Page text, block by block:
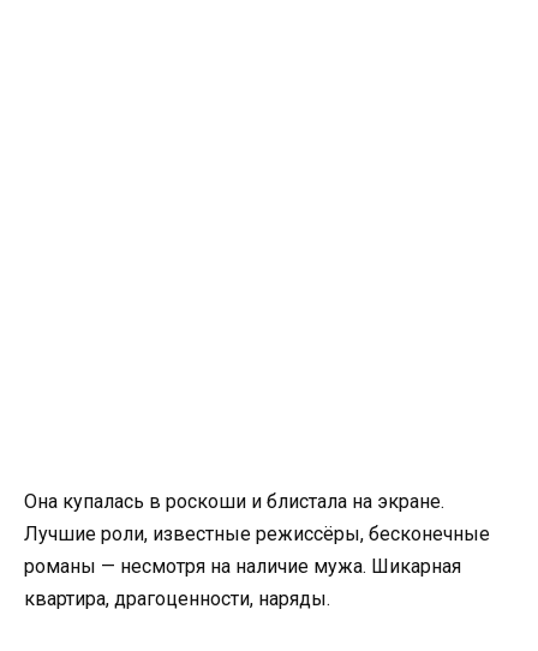
Она купалась в роскоши и блистала на экране.
Лучшие роли, известные режиссёры, бесконечные
романы — несмотря на наличие мужа. Шикарная
квартира, драгоценности, наряды.